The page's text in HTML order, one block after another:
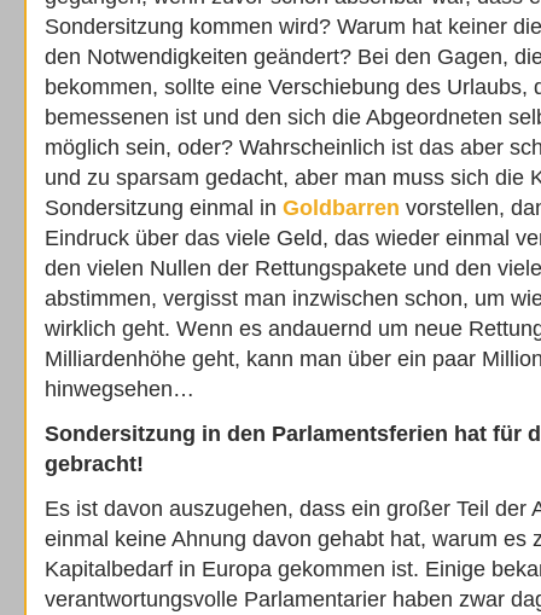
Sondersitzung kommen wird? Warum hat keiner
den Notwendigkeiten geändert? Bei den Gagen,
bekommen, sollte eine Verschiebung des Urlaubs,
bemessenen ist und den sich die Abgeordneten
möglich sein, oder? Wahrscheinlich ist das aber
und zu sparsam gedacht, aber man muss sich die
Sondersitzung einmal in Goldbarren vorstellen,
Eindruck über das viele Geld, das wieder einmal
den vielen Nullen der Rettungspakete und den
abstimmen, vergisst man inzwischen schon, um
wirklich geht. Wenn es andauernd um neue
Milliardenhöhe geht, kann man über ein paar
hinwegsehen…
Sondersitzung in den Parlamentsferien hat für
gebracht!
Es ist davon auszugehen, dass ein großer Teil der
einmal keine Ahnung davon gehabt hat, warum es
Kapitalbedarf in Europa gekommen ist. Einige
verantwortungsvolle Parlamentarier haben zwar